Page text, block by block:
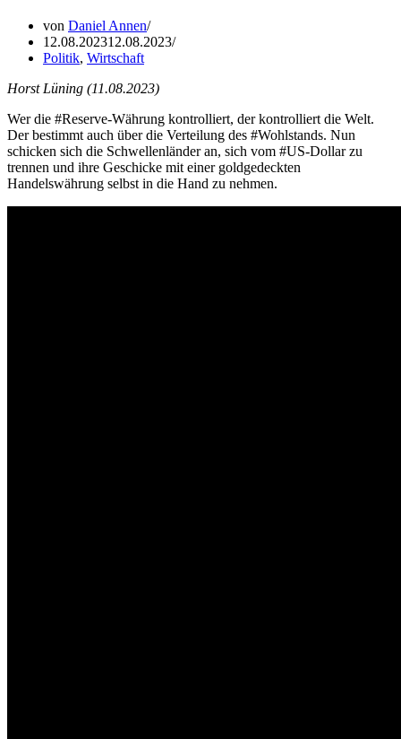
von Daniel Annen
12.08.202312.08.2023
Politik, Wirtschaft
Horst Lüning (11.08.2023)
Wer die #Reserve-Währung kontrolliert, der kontrolliert die Welt.
Der bestimmt auch über die Verteilung des #Wohlstands. Nun
schicken sich die Schwellenländer an, sich vom #US-Dollar zu
trennen und ihre Geschicke mit einer goldgedeckten
Handelswährung selbst in die Hand zu nehmen.